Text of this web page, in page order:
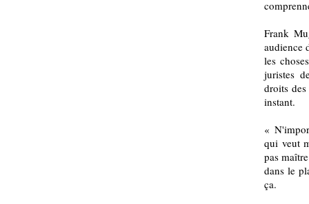
Frank
audience
les
juristes
droits
instant.
«
qui veut
pas
dans le
ça.